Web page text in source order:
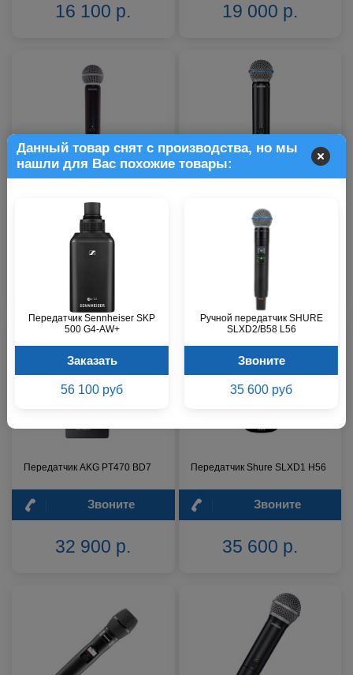
Данный товар снят с производства, но мы
нашли для Вас похожие товары:
Передатчик Sennheiser SKP
500 G4-AW+
Заказать
56 100 руб
Ручной передатчик SHURE
SLXD2/B58 L56
Звоните
35 600 руб
16 100 р. 19 000 р.
M17
Звоните Звоните
19 000 р.
Передатчик AKG PT470 BD7
Звоните
32 900 р.
Передатчик Shure SLXD1 H56
Звоните
35 600 р.